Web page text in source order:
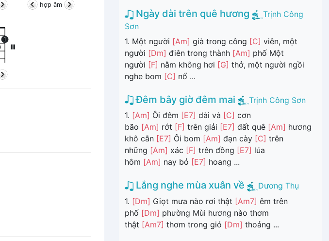
hợp âm
1
Ngày dài trên quê hương
Trịnh Công
Sơn
1. Một người [Am] già trong công [C] viên, một
người [Dm] điên trong thành [Am] phố Một
người [F] nằm không hơi [G] thở, một người ngồi
nghe bom [C] nổ ...
Đêm bây giờ đêm mai
Trịnh Công Sơn
1. [Am] Ôi đêm [E7] dài và [C] cơn
bão [Am] rớt [F] trên giải [E7] đất quê [Am] hương
khô cằn [E7] Ôi bom [Am] đạn cày [C] trên
những [Am] xác [F] trên đồng [E7] lúa
hôm [Am] nay bỏ [E7] hoang ...
Lắng nghe mùa xuân về
Dương Thụ
1. [Dm] Giọt mưa nào rơi thật [Am7] êm trên
phố [Dm] phường Mùi hương nào thơm
thật [Am7] thơm trong gió [Dm] thoảng ...